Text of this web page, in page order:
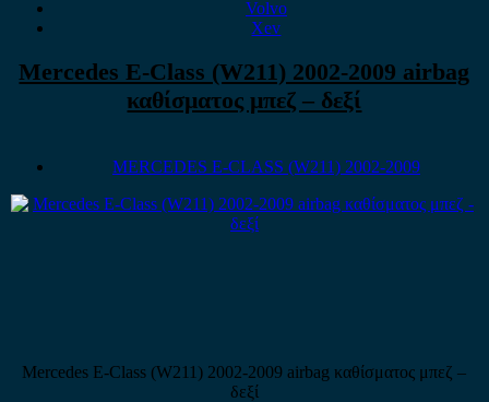
Volvo
Xev
Mercedes E-Class (W211) 2002-2009 airbag
καθίσματος μπεζ – δεξί
MERCEDES E-CLASS (W211) 2002-2009
Mercedes E-Class (W211) 2002-2009 airbag καθίσματος μπεζ –
δεξί